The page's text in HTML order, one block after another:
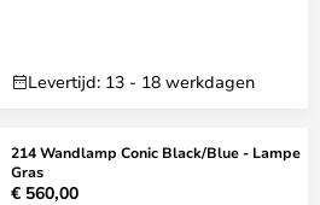
Levertijd: 13 - 18 werkdagen
214 Wandlamp Conic Black/Blue - Lampe
Gras
€ 560,00